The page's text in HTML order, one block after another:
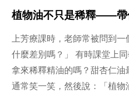
植物油不只是稀釋——帶
上芳療課時，老師常被問到
什麼差別嗎？」 有時課堂上
拿來稀釋精油的嗎？甜杏仁
通常笑一笑，然後說：「植物